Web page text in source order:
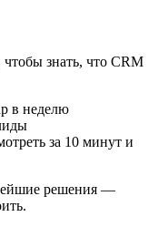
знать, что CRM
в неделю
за 10 минут и
решения —